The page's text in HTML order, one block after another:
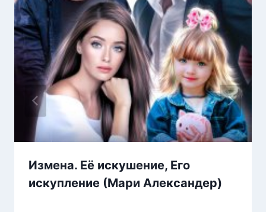
Измена. Её искушение, Его
искупление (Мари Александер)